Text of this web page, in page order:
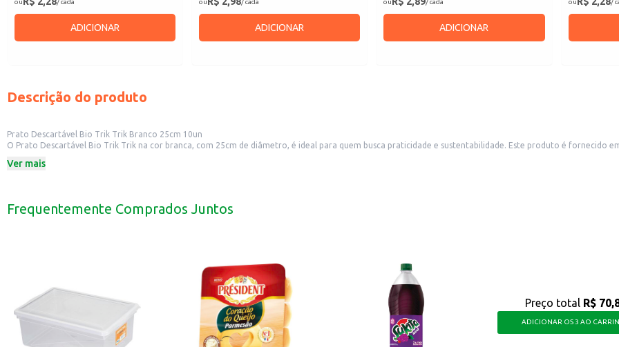
ADICIONAR ADICIONAR ADICIONAR
Descrição do produto
Prato Descartável Bio Trik Trik Branco 25cm 10un
O Prato Descartável Bio Trik Trik na cor branca, com 25cm de diâmetro, é ideal para quem busca praticidade e sustentabilidade. Este produto é fornecido
Dicas de Uso:
O Prato Descartável Bio Trik Trik é uma escolha inteligente para quem busca um produto funcional e que contribui para a redução do impacto ambiental,
Ver mais
Frequentemente Comprados Juntos
Preço total R$
ADICIONAR OS 3 AO